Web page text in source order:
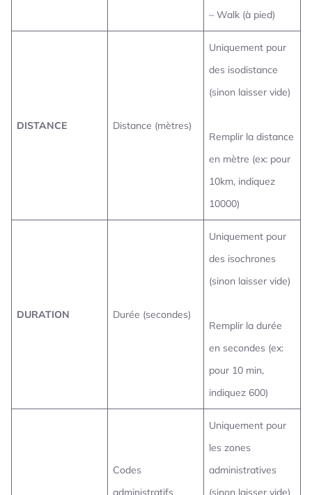
– Walk (à pied)
DISTANCE Distance (mètres)
Uniquement pour
des isodistance
(sinon laisser vide)
Remplir la distance
en mètre (ex: pour
10km, indiquez
10000)
DURATION Durée (secondes)
Uniquement pour
des isochrones
(sinon laisser vide)
Remplir la durée
en secondes (ex:
pour 10 min,
indiquez 600)
Codes
administratifs
Uniquement pour
les zones
administratives
(sinon laisser vide)